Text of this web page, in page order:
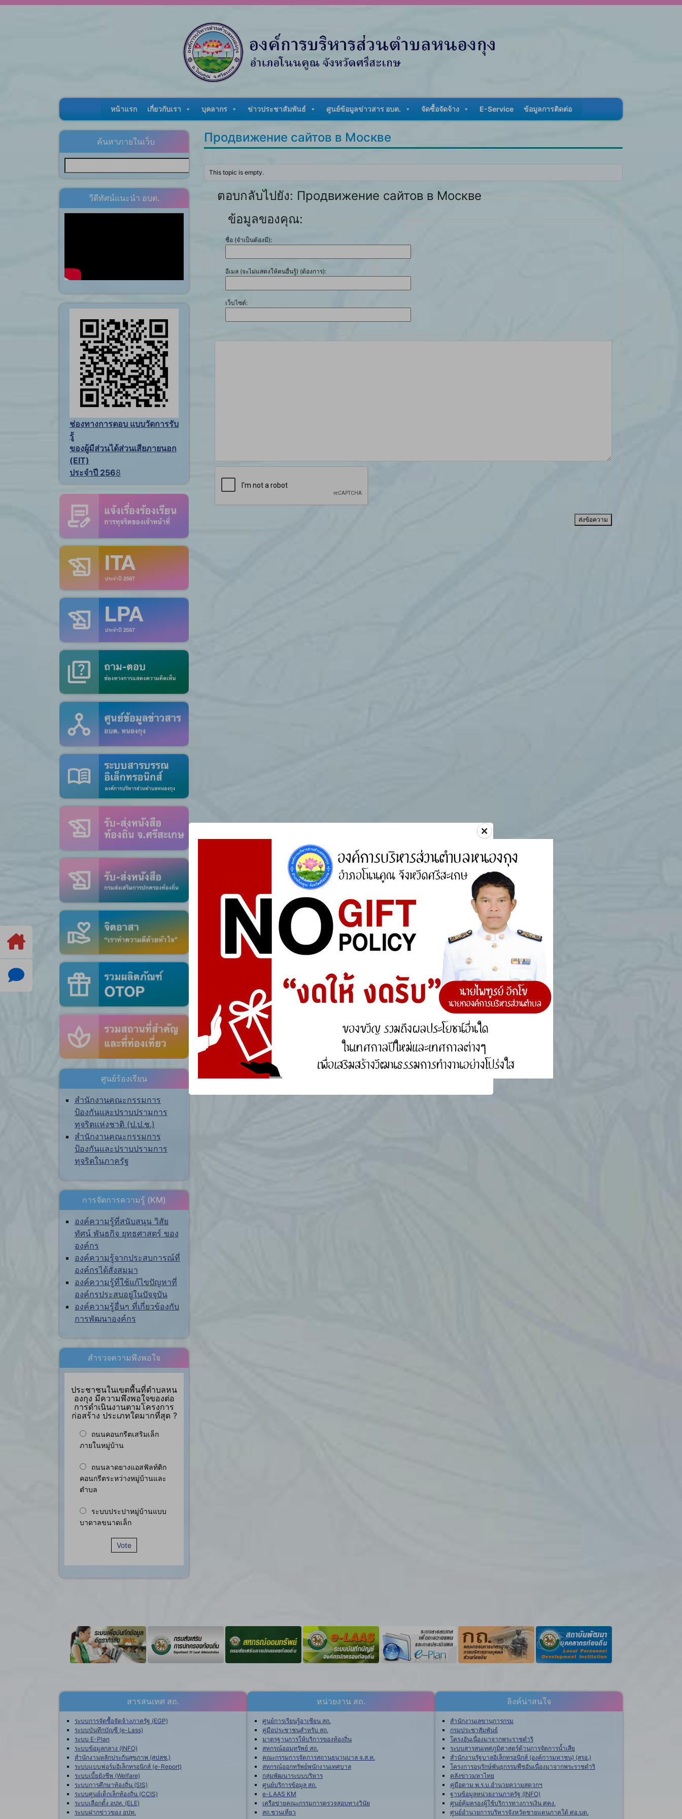
หน้าแรก เกี่ยวกับเรา บุคลากร ข่าวประชาสัมพันธ์ ศูนย์ข้อมูลข่าวสาร อบต. จัดซื้อจัดจ้าง E-Service ข้อมูลการติดต่อ
ค้นหาภายในเว็บ
วีดีทัศน์แนะนำ อบต.
ช่องทางการตอบ แบบวัดการรับ
รู้
ของผู้มีส่วนได้ส่วนเสียภายนอก
(EIT)
ประจำปี 2568
ศูนย์ร้องเรียน
สำนักงานคณะกรรมการ
ป้องกันและปราบปรามการ
ทุจริตแห่งชาติ (ป.ป.ช.)
สำนักงานคณะกรรมการ
ป้องกันและปราบปรามการ
ทุจริตในภาครัฐ
การจัดการความรู้ (KM)
องค์ความรู้ที่สนับสนุน วิสัย
ทัศน์ พันธกิจ ยุทธศาสตร์ ของ
องค์กร
องค์ความรู้จากประสบการณ์ที่
องค์กรได้สั่งสมมา
องค์ความรู้ที่ใช้แก้ไขปัญหาที่
องค์กรประสบอยู่ในปัจจุบัน
องค์ความรู้อื่นๆ ที่เกี่ยวข้องกับ
การพัฒนาองค์กร
สำรวจความพึงพอใจ
ประชาชนในเขตพื้นที่ตำบลหน
องกุง มีความพึงพอใจของต่อ
การดำเนินงานตามโครงการ
ก่อสร้าง ประเภทใดมากที่สุด ?
ถนนคอนกรีตเสริมเล็ก
ภายในหมู่บ้าน
ถนนลาดยางแอสฟัลท์ติก
คอนกรีตระหว่างหมู่บ้านและ
ตำบล
ระบบประปาหมู่บ้านแบบ
บาดาลขนาดเล็ก
Vote
Продвижение сайтов в Москве
This topic is empty.
ตอบกลับไปยัง: Продвижение сайтов в Москве
ข้อมูลของคุณ:
ชื่อ (จำเป็นต้องมี):
อีเมล (จะไม่แสดงให้คนอื่นรู้) (ต้องการ):
เว็บไซต์:
ส่งข้อความ
สารสนเทศ สถ.
ระบบการจัดซื้อจัดจ้างภาครัฐ (EGP)
ระบบบันทึกบัญชี (e-Lass)
ระบบ E-Plan
ระบบข้อมูลกลาง (INFO)
สำนักงานหลักประกันสุขภาพ (สปสช.)
ระบบแบบฟอร์มอิเล็กทรอนิกส์ (e-Report)
ระบบเบี้ยยังชีพ (Welfare)
ระบบการศึกษาท้องถิ่น (SIS)
ระบบศูนย์เด็กเล็กท้องถิ่น (CCIS)
ระบบเลือกตั้ง อปท. (ELE)
ระบบฝากข่าวของ อปท.
หน่วยงาน สถ.
ศูนย์การเรียนรู้อาเซียน สถ.
คู่มือประชาชนสำหรับ สถ.
มาตรฐานการให้บริการของท้องถิ่น
สหกรณ์ออมทรัพย์ สถ.
คณะกรรมการจัดการสถานธนานุบาล จ.ส.ท.
สหกรณ์ออกทรัพย์พนักงานเทศบาล
กลุ่มพัฒนาระบบบริหาร
ศูนย์บริการข้อมูล สถ.
e-LAAS KM
เครือข่ายคณะกรรมการตรวจสอบทางวินัย
สถ.ชวนเที่ยว
ลิงค์น่าสนใจ
สำนักงานเลขานุการกรม
กรมประชาสัมพันธ์
โครงอันเนื่องมาจากพระราชดำริ
ระบบสารสนเทศภูมิศาสตร์ด้านการจัดการน้ำเสีย
สำนักงานรัฐบาลอิเล็กทรอนิกส์ (องค์การมหาชน) (สรอ.)
โครงการอนุรักษ์พันธุกรรมพืชอันเนื่องมาจากพระราชดำริ
คลังข่าวมหาไทย
คู่มือตาม พ.ร.บ.อำนวยความสดวกฯ
ฐานข้อมูลหน่วยงานภาครัฐ (INFO)
ศูนย์คุ้มครองผู้ใช้บริการทางการเงิน ศคง.
ศูนย์อำนวยการบริหารจังหวัดชายแดนภาคใต้ ศอ.บต.